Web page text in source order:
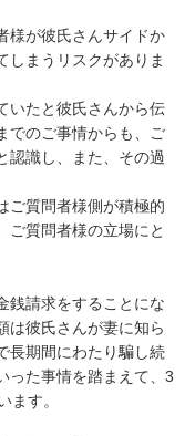
様が彼氏さんサイドか
しまうリスクがありま
いたと彼氏さんから伝
でのご事情からも、ご
認識し、また、その過
ご質問者様側が積極的
ご質問者様の立場にと
銭請求をすることにな
は彼氏さんが妻に知ら
長期間にわたり騙し続
った事情を踏まえて、3
ます。